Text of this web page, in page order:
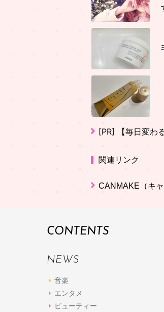
[PR] 【毎日変わ
関連リンク
CANMAKE（キャ
CONTENTS
NEWS
音楽
エンタメ
ビューティー